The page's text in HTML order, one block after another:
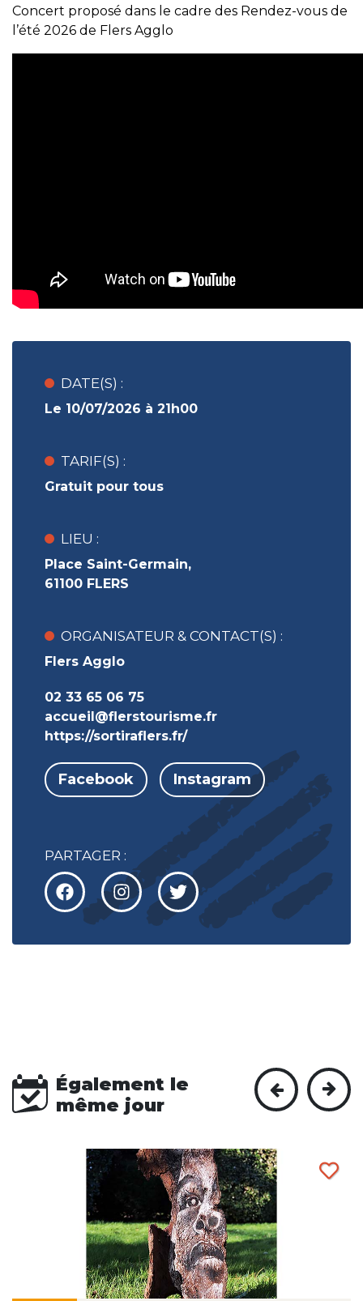
Concert proposé dans le cadre des Rendez-vous de
l’été 2026 de Flers Agglo
DATE(S) :
Le 10/07/2026 à 21h00
TARIF(S) :
Gratuit pour tous
LIEU :
Place Saint-Germain,
61100 FLERS
ORGANISATEUR & CONTACT(S) :
Flers Agglo
02 33 65 06 75
accueil@flerstourisme.fr
https://sortiraflers.fr/
Facebook Instagram
PARTAGER :
Également le
même jour